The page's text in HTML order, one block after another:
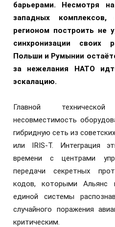
барьерами. Несмотря
западных
регионом построить не
синхронизации своих
Польши и Румынии
за нежелания НАТО
эскалацию.
Главной
несовместимость
гибридную сеть из
или IRIS-T. Интеграция
времени с центрами
передачи секретных
кодов, которыми Альянс
единой системы
случайного поражения
критическим.